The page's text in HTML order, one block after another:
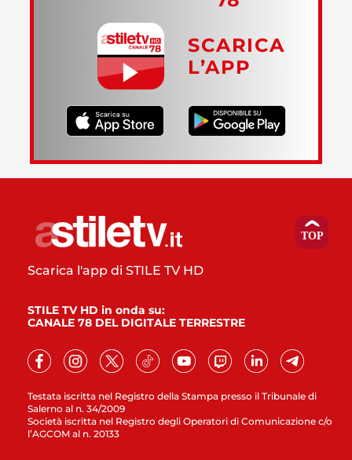
SCARICA
L’APP
Testata iscritta nel Registro della Stampa presso il Tribunale di
Salerno al n. 34/2009
Società iscritta nel Registro degli Operatori di Comunicazione c/o
l’AGCOM al n. 20133
Scarica l'app di STILE TV HD
STILE TV HD in onda su:
CANALE 78 DEL DIGITALE TERRESTRE